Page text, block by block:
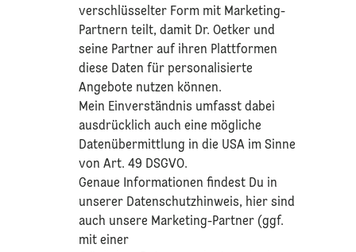
verschlüsselter Form mit Marketing-
Partnern teilt, damit Dr. Oetker und
seine Partner auf ihren Plattformen
diese Daten für personalisierte
Angebote nutzen können.
Mein Einverständnis umfasst dabei
ausdrücklich auch eine mögliche
Datenübermittlung in die USA im Sinne
von Art. 49 DSGVO.​
​Genaue Informationen findest Du in
unserer Datenschutzhinweis, hier sind
auch unsere Marketing-Partner (ggf.
mit einer